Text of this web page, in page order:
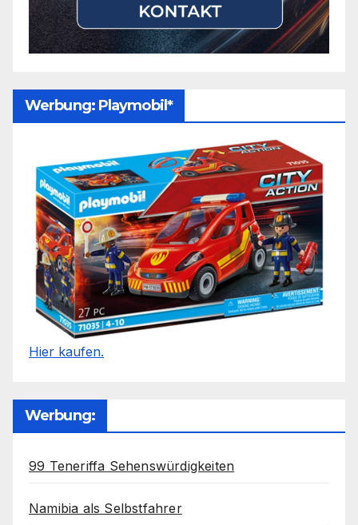
Werbung: Playmobil*
Hier kaufen.
Werbung:
99 Teneriffa Sehenswürdigkeiten
Namibia als Selbstfahrer